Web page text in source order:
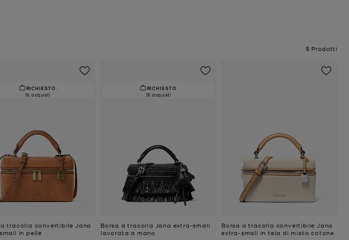
5 Prodotti
RICHIESTO.
16 acquisti
a tracolla convertibile Jana
in pelle
RICHIESTO.
18 acquisti
Borsa a tracolla Jana extra-small
lavorata a mano
Borsa a tracolla convertibile Jana
extra-small in tela di misto cotone